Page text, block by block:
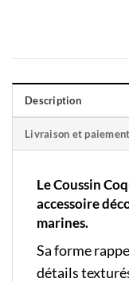
Description
Livraison et paiement
Le Coussin
accessoire
marines.
Sa forme
détails